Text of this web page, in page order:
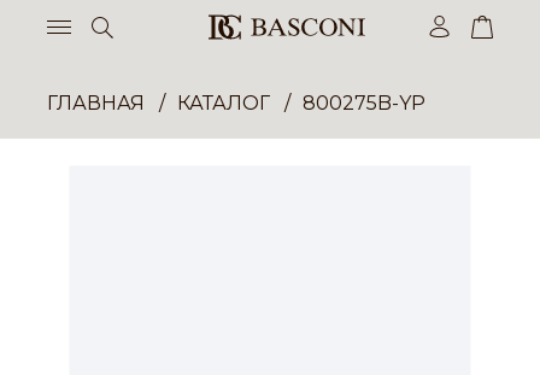
ГЛАВНАЯ КАТАЛОГ 800275B-YP